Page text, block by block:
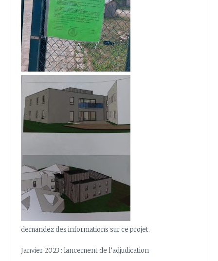
demandez des informations sur ce projet.
Janvier 2023 : lancement de l’adjudication